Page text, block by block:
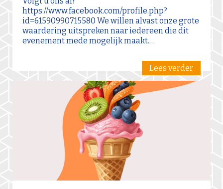
https://www.facebook.com/profile.php?
id=61590990715580 We willen alvast onze grote
waardering uitspreken naar iedereen die dit
evenement mede mogelijk maakt.…
Lees verder